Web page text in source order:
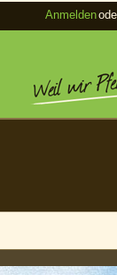
Anmelden